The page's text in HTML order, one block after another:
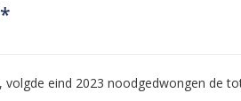
eind 2023 noodgedwongen de